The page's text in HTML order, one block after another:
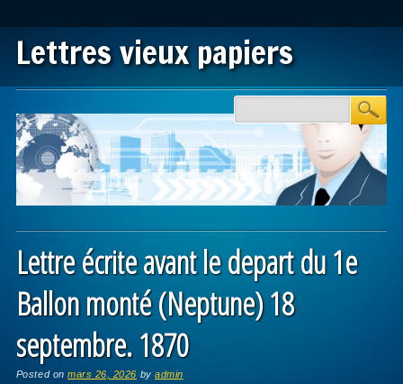
Lettres vieux papiers
Main menu
Lettre écrite avant le depart du 1e
Ballon monté (Neptune) 18
septembre. 1870
Posted onmars 26, 2026 byadmin